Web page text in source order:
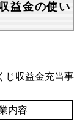
益金の使い
じ収益金充当事
内容